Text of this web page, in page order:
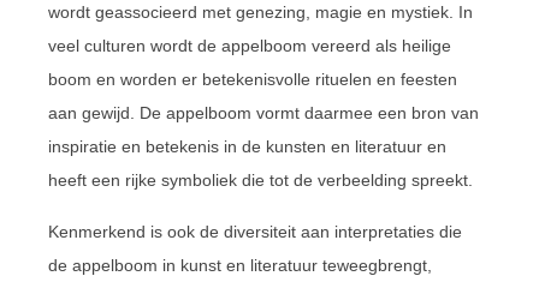
wordt geassocieerd met genezing, magie en mystiek. In
veel culturen wordt de appelboom vereerd als heilige
boom en worden er betekenisvolle rituelen en feesten
aan gewijd. De appelboom vormt daarmee een bron van
inspiratie en betekenis in de kunsten en literatuur en
heeft een rijke symboliek die tot de verbeelding spreekt.
Kenmerkend is ook de diversiteit aan interpretaties die
de appelboom in kunst en literatuur teweegbrengt,